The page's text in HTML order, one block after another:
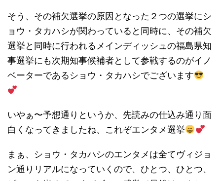
そう、その補欠選挙の原因となった２つの選挙にシ
ョウ・タカハシが関わっていると同時に、その補欠
選挙と同時に行われるメインディッシュの福島県知
事選挙にも次期知事候補者として参戦するのがイノ
ベーターであるショウ・タカハシでございます
いやぁ〜予想通りというか、先読みの仕込み通り面
白くなってきましたね、これぞエンタメ選挙
まぁ、ショウ・タカハシのエンタメは全てヴィジョ
ン通りリアルになっていくので、ひとつ、ひとつ、